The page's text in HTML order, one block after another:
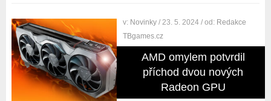
v: Novinky / 23. 5. 2024 / od: Redakce
TBgames.cz
AMD omylem potvrdil
příchod dvou nových
Radeon GPU